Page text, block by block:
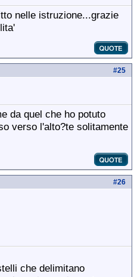
nelle istruzione...grazie
#25
da quel che ho potuto
verso l'alto?te solitamente
#26
che delimitano